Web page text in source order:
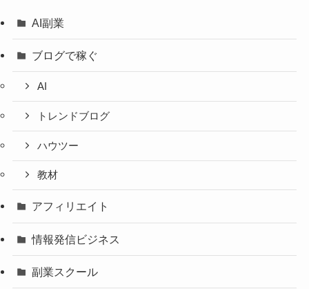
AI副業
ブログで稼ぐ
AI
トレンドブログ
ハウツー
教材
アフィリエイト
情報発信ビジネス
副業スクール